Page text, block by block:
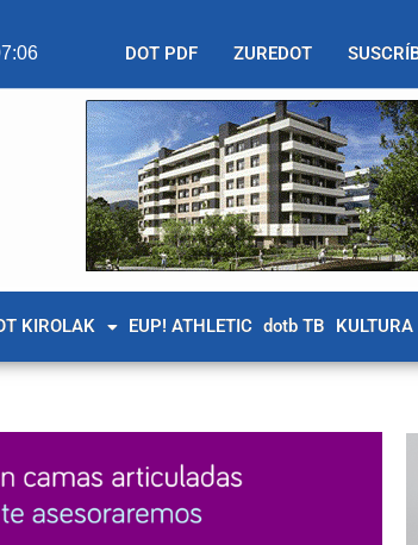
DOT PDF ZUREDOT
KIROLAK EUP! ATHLETIC dotb TB KULTURA